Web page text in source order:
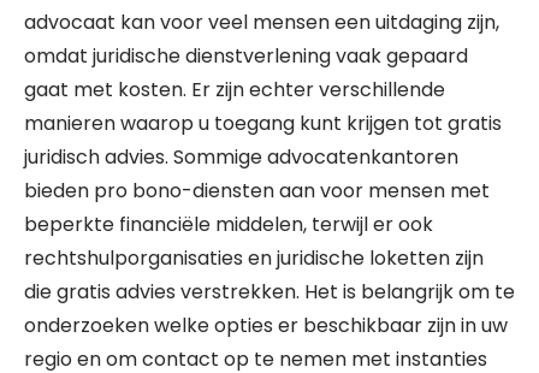
advocaat kan voor veel mensen een uitdaging zijn,
omdat juridische dienstverlening vaak gepaard
gaat met kosten. Er zijn echter verschillende
manieren waarop u toegang kunt krijgen tot gratis
juridisch advies. Sommige advocatenkantoren
bieden pro bono-diensten aan voor mensen met
beperkte financiële middelen, terwijl er ook
rechtshulporganisaties en juridische loketten zijn
die gratis advies verstrekken. Het is belangrijk om te
onderzoeken welke opties er beschikbaar zijn in uw
regio en om contact op te nemen met instanties